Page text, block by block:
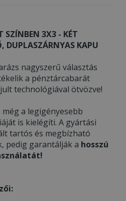
SZÍNBEN 3X3 - KÉT
DUPLASZÁRNYAS KAPU
nagyszerű választás
a pénztárcabarát
technológiával ötvözve!
a legigényesebb
is kielégíti. A gyártási
tartós és megbízható
pedig garantálják a hosszú